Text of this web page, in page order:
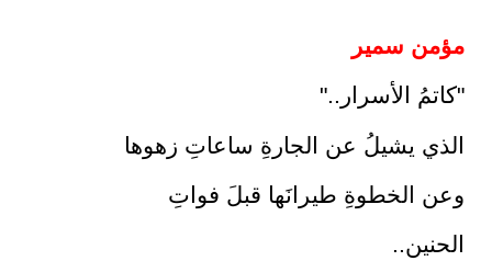
مؤمن سمير
"كاتمُ الأسرار.."
الذي يشيلُ عن الجارةِ ساعاتِ زهوها
وعن الخطوةِ طيرانَها قبلَ فواتِ
الحنين..